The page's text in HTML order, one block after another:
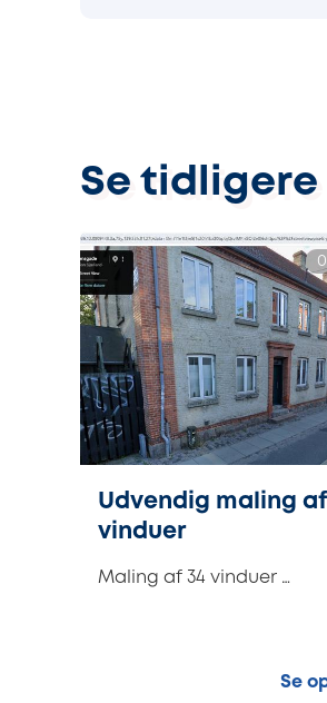
Se
Udvendig maling af
vinduer
Maling af 34 vinduer …
Se